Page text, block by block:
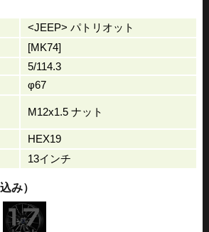
<JEEP> パトリオット
[MK74]
5/114.3
φ67
M12x1.5 ナット
HEX19
13インチ
み）